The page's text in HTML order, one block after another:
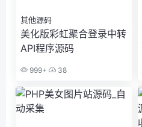
其他源码
美化版彩虹聚合登录中转
API程序源码
999+ 38